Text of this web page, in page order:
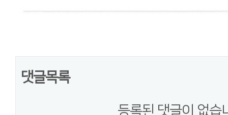
댓글목록
등록된 댓글이 없습